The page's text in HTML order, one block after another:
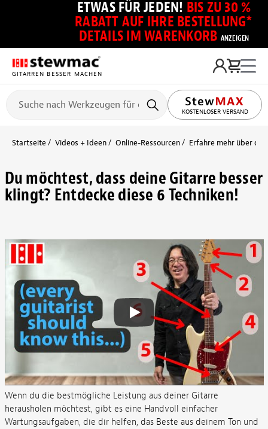
ETWAS FÜR JEDEN! BIS ZU 30 %
RABATT AUF IHRE BESTELLUNG*
DETAILS IM WARENKORB ANZEIGEN
GITARREN BESSER MACHEN
KOSTENLOSER VERSAND
Startseite Videos + Ideen Online-Ressourcen Erfahre mehr über
Du möchtest, dass deine Gitarre besser
klingt? Entdecke diese 6 Techniken!
Wenn du die bestmögliche Leistung aus deiner Gitarre
herausholen möchtest, gibt es eine Handvoll einfacher
Wartungsaufgaben, die dir helfen, das Beste aus deinem Ton und